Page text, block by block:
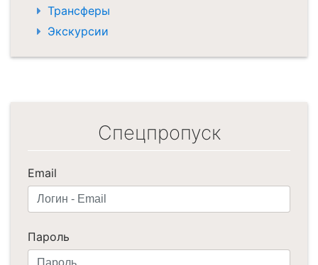
Трансферы
Экскурсии
Спецпропуск
Email
Пароль